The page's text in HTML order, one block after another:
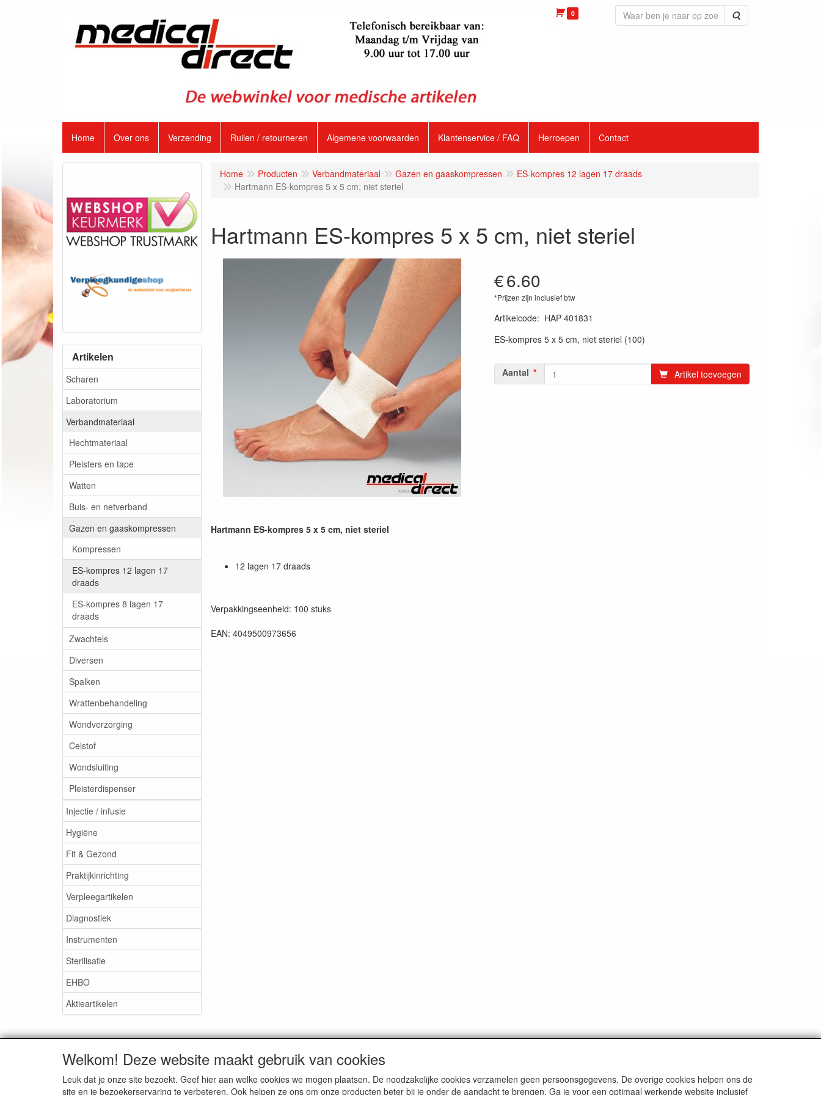
0 Zoeken
Home Over ons Verzending Ruilen / retourneren Algemene voorwaarden Klantenservice / FAQ Herroepen Contact
Artikelen
Scharen
Laboratorium
Verbandmateriaal
Hechtmateriaal
Pleisters en tape
Watten
Buis- en netverband
Gazen en gaaskompressen
Kompressen
ES-kompres 12 lagen 17
draads
ES-kompres 8 lagen 17
draads
Zwachtels
Diversen
Spalken
Wrattenbehandeling
Wondverzorging
Celstof
Wondsluiting
Pleisterdispenser
Injectie / infusie
Hygiëne
Fit & Gezond
Praktijkinrichting
Verpleegartikelen
Diagnostiek
Instrumenten
Sterilisatie
EHBO
Aktieartikelen
Home Producten Verbandmateriaal Gazen en gaaskompressen
ES-kompres 12 lagen 17 draads
Hartmann ES-kompres 5 x 5 cm, niet steriel
Hartmann ES-kompres 5 x 5 cm, niet steriel
€6.60
*Prijzen zijn inclusief btw
Artikelcode: HAP 401831
ES-kompres 5 x 5 cm, niet steriel (100)
Aantal Artikel toevoegen
Hartmann ES-kompres 5 x 5 cm, niet steriel
12 lagen 17 draads
Verpakkingseenheid: 100 stuks
EAN: 4049500973656
Welkom! Deze website maakt gebruik van cookies
Leuk dat je onze site bezoekt. Geef hier aan welke cookies we mogen plaatsen. De noodzakelijke cookies verzamelen geen persoonsgegevens. De overige cookies helpen ons de
site en je bezoekerservaring te verbeteren. Ook helpen ze ons om onze producten beter bij je onder de aandacht te brengen. Ga je voor een optimaal werkende website inclusief